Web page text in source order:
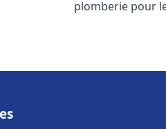
plomberie pour